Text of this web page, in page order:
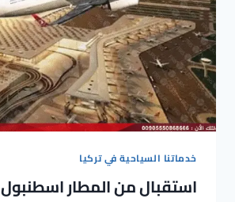
خدماتنا السياحية في تركيا
استقبال من المطار اسطنبول